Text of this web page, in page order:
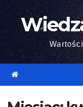
Skip
content